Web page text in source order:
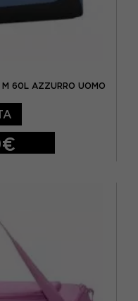
M 60L AZZURRO UOMO